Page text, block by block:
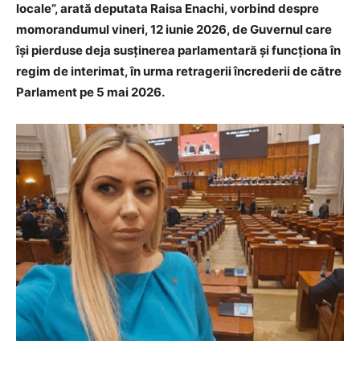
locale”, arată deputata Raisa Enachi, vorbind despre
momorandumul vineri, 12 iunie 2026, de Guvernul care
îşi pierduse deja susţinerea parlamentară şi funcţiona în
regim de interimat, în urma retragerii încrederii de către
Parlament pe 5 mai 2026.